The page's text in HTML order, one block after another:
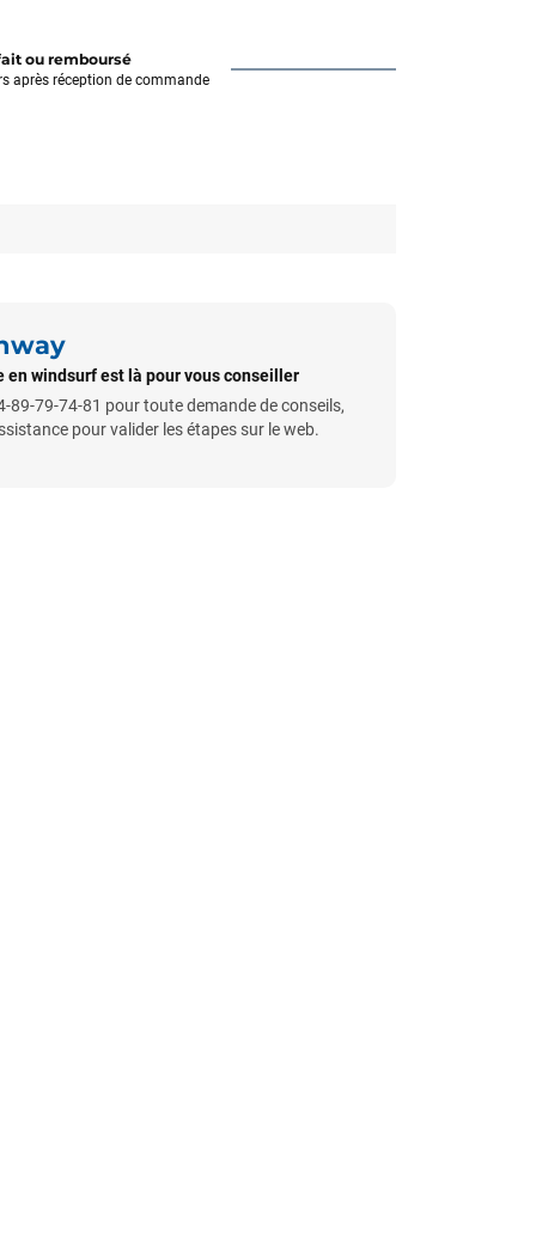
ou remboursé
après réception de commande
en windsurf est là pour vous conseiller
89-79-74-81 pour toute demande de conseils,
pour valider les étapes sur le web.